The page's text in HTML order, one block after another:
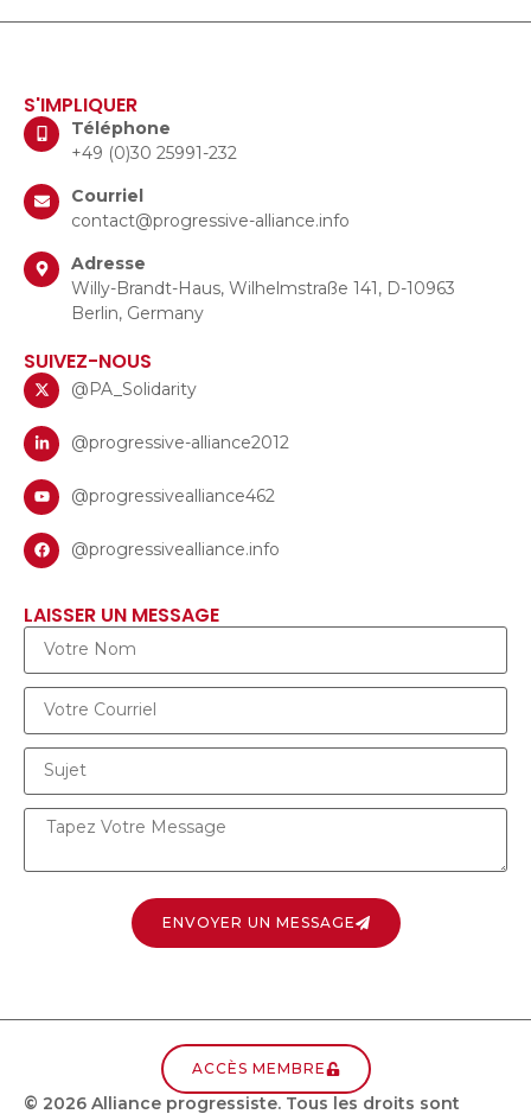
S'IMPLIQUER
Téléphone
+49 (0)30 25991-232
Courriel
contact@progressive-alliance.info
Adresse
Willy-Brandt-Haus, Wilhelmstraße 141, D-10963
Berlin, Germany
SUIVEZ-NOUS
@PA_Solidarity
@progressive-alliance2012
@progressivealliance462
@progressivealliance.info
LAISSER UN MESSAGE
ENVOYER UN MESSAGE
© 2026 Alliance progressiste. Tous les droits sont
ACCÈS MEMBRE